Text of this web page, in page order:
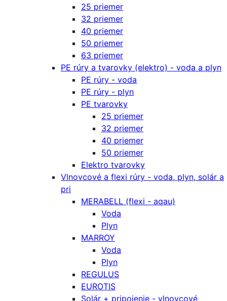
25 priemer
32 priemer
40 priemer
50 priemer
63 priemer
PE rúry a tvarovky (elektro) - voda a plyn
PE rúry - voda
PE rúry - plyn
PE tvarovky
25 priemer
32 priemer
40 priemer
50 priemer
Elektro tvarovky
Vlnovcové a flexi rúry - voda, plyn, solár a
pri
MERABELL (flexi - aqau)
Voda
Plyn
MARROY
Voda
Plyn
REGULUS
EUROTIS
Solár + pripojenie - vlnovcové